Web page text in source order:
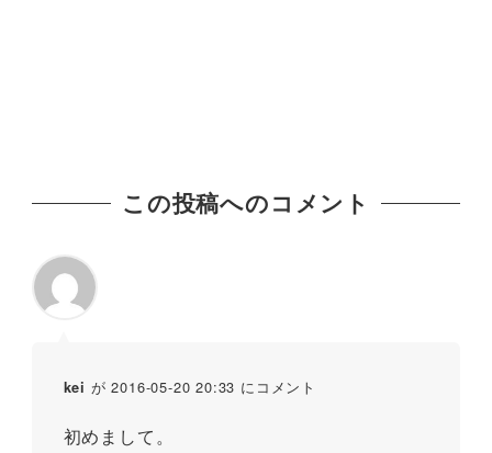
この投稿へのコメント
kei が 2016-05-20 20:33 にコメント
初めまして。